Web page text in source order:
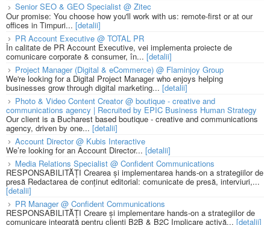
Senior SEO & GEO Specialist @ Zitec
Our promise: You choose how you'll work with us: remote-first or at our
offices in Timpuri... [detalii]
PR Account Executive @ TOTAL PR
În calitate de PR Account Executive, vei implementa proiecte de
comunicare corporate & consumer, în... [detalii]
Project Manager (Digital & eCommerce) @ Flaminjoy Group
We're looking for a Digital Project Manager who enjoys helping
businesses grow through digital marketing... [detalii]
Photo & Video Content Creator @ boutique - creative and
communications agency | Recruited by EPIC Business Human Strategy
Our client is a Bucharest based boutique - creative and communications
agency, driven by one... [detalii]
Account Director @ Kubis Interactive
We’re looking for an Account Director... [detalii]
Media Relations Specialist @ Confident Communications
RESPONSABILITĂȚI Crearea și implementarea hands-on a strategiilor de
presă Redactarea de conținut editorial: comunicate de presă, interviuri,...
[detalii]
PR Manager @ Confident Communications
RESPONSABILITĂȚI Creare și implementare hands-on a strategiilor de
comunicare integrată pentru clienți B2B & B2C Implicare activă... [detalii]